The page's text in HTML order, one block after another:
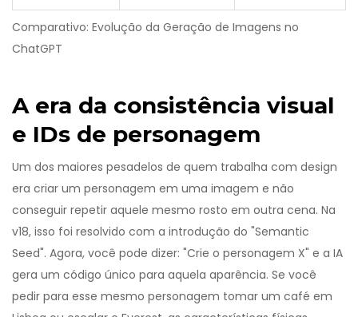
Comparativo: Evolução da Geração de Imagens no
ChatGPT
A era da consistência visual
e IDs de personagem
Um dos maiores pesadelos de quem trabalha com design
era criar um personagem em uma imagem e não
conseguir repetir aquele mesmo rosto em outra cena. Na
v18, isso foi resolvido com a introdução do "Semantic
Seed". Agora, você pode dizer: "Crie o personagem X" e a IA
gera um código único para aquela aparência. Se você
pedir para esse mesmo personagem tomar um café em